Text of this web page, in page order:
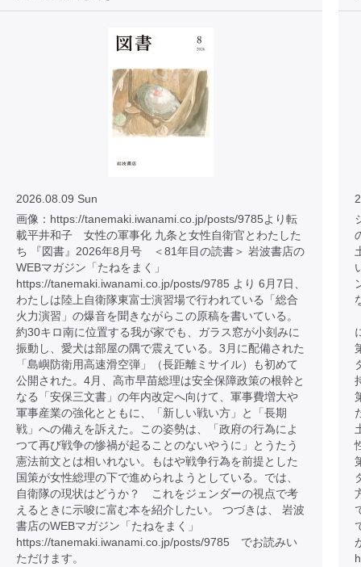
2026.08.09 Sun
画像：https://tanemaki.iwanami.co.jp/posts/9785より転
載平井和子 女性の軍事化 九条と女性自衛官とわたした
ち 『図書』2026年8月号 ＜81年目の読書＞ 岩波書店の
WEBマガジン「たねをまく」
https://tanemaki.iwanami.co.jp/posts/9785 より 6月7日、
わたしは陸上自衛隊東富士演習場で行われている「総合
火力演習」の爆音を聞きながらこの原稿を書いている。
約30キロ南に位置する我が家でも、ガラス窓が小刻みに
振動し、愛犬は部屋の隅で震えている。3月に配備された
「島嶼防衛用高速滑空弾」（長距離ミサイル）も初めて
公開された。4月、高市早苗総理は安全保障政策の根幹と
なる「安保三文書」の年内改定へ向けて、軍事費増大や
軍事産業の強化とともに、「新しい戦い方」と「長期
戦」への備えを訴えた。この姿勢は、「政府の行為によ
つて再び戦争の惨禍が起ることのないやうに」とうたう
憲法前文とは相いれない。もはや戦争行為を前提とした
国策が女性総理の下で進められようとしている。では、
自衛隊の現状はどうか？ これをジェンダーの視点で考
えるときに示唆に富む本を紹介したい。 つづきは、 岩波
書店のWEBマガジン「たねをまく」
https://tanemaki.iwanami.co.jp/posts/9785 でお読みい
ただけます。